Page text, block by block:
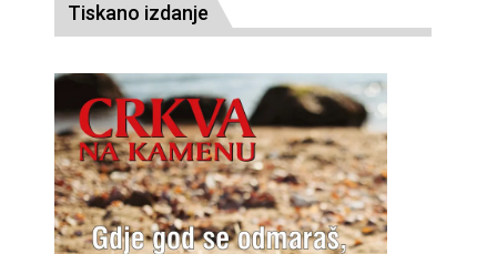
Tiskano izdanje